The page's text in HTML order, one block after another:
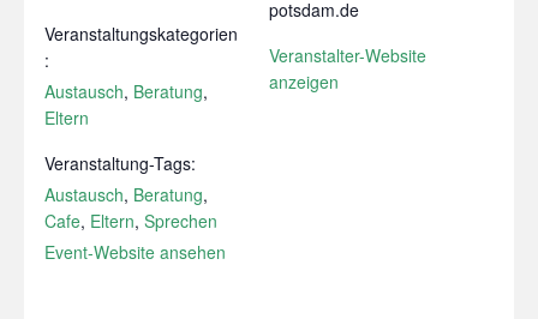
Veranstaltungskategorien
:
Austausch, Beratung,
Eltern
Veranstaltung-Tags:
Austausch, Beratung,
Cafe, Eltern, Sprechen
Event-Website ansehen
potsdam.de
Veranstalter-Website
anzeigen